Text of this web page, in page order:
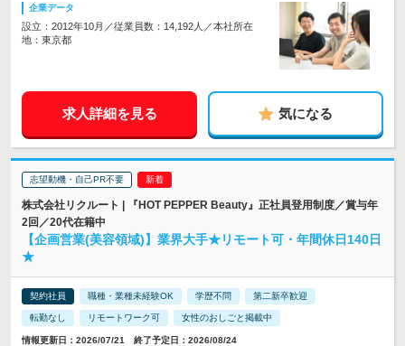
企業データ
設立：2012年10月／従業員数：14,192人／本社所在
地：東京都
求人詳細を見る 気になる
志望動機・自己PR不要
株式会社リクルート | 『HOT PEPPER Beauty』正社員登用制度／賞与年
2回／20代在籍中
【企画営業(美容領域)】業界大手★リモート可・年間休日140日
★
契約社員 職種・業種未経験OK 学歴不問 第二新卒歓迎
転勤なし リモートワーク可 女性のおしごと掲載中
情報更新日：2026/07/21 終了予定日：2026/08/24